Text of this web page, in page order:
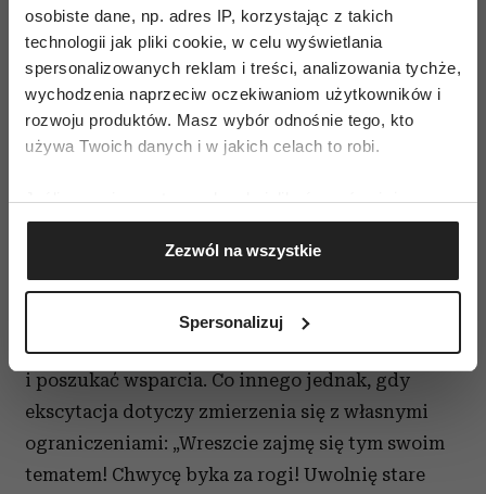
osobiste dane, np. adres IP, korzystając z takich
technologii jak pliki cookie, w celu wyświetlania
spersonalizowanych reklam i treści, analizowania tychże,
wychodzenia naprzeciw oczekiwaniom użytkowników i
rozwoju produktów. Masz wybór odnośnie tego, kto
używa Twoich danych i w jakich celach to robi.
Jeśli wyrazisz na to zgodę, chcielibyśmy również:
Gromadzić dane dotyczące Twojej lokalizacji
geograficznej z dokładnością nawet do kilku metrów
Identyfikować Twoje urządzenie, aktywnie
(fingerprinting, czyli wirtualny odcisk palca)
dane są przetwarzane oraz ustaw własne preferencje w
sekcji szczegółów. W Deklaracji plików cookie możesz
zmienić lub wycofać swoją zgodę w dowolnej chwili.
Zezwól na wszystkie
Spersonalizuj
Kim naprawdę dla mężczyzny
jest jego przyjaciółka?
z przyjaciółką przekracza już próg
bezpieczeństwa?
Gdy sama myśl o tym, że mam spotkać się
z przyjaciółką, budzi emocje, jest źródłem
ekscytacji, haju, wtedy lepiej ochłonąć
i poszukać wsparcia. Co innego jednak, gdy
ekscytacja dotyczy zmierzenia się z własnymi
ograniczeniami: „Wreszcie zajmę się tym swoim
tematem! Chwycę byka za rogi! Uwolnię stare